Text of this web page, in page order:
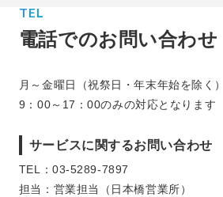
エピソード
採用情報
会社情報
TEL
電話でのお問い合わせ
月～金曜日（祝祭日・年末年始を除く）
9：00～17：00のみの対応となります
サービスに関するお問い合わせ
TEL：03-5289-7897
担当：営業担当（日本橋営業所）